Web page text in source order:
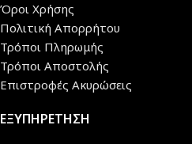
Όροι Χρήσης
Πολιτική Απορρήτου
Τρόποι Πληρωμής
Τρόποι Αποστολής
Επιστροφές Ακυρώσεις
ΕΞΥΠΗΡΕΤΗΣΗ